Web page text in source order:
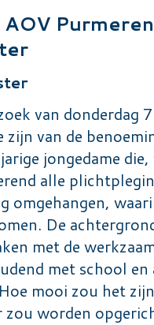
van donderdag
van de
jongedame
alle
omgehangen,
De
met de
met school
mooi zou het
zou worden